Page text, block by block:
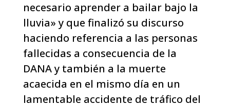
necesario aprender a bailar bajo la
lluvia» y que finalizó su discurso
haciendo referencia a las personas
fallecidas a consecuencia de la
DANA y también a la muerte
acaecida en el mismo día en un
lamentable accidente de tráfico del